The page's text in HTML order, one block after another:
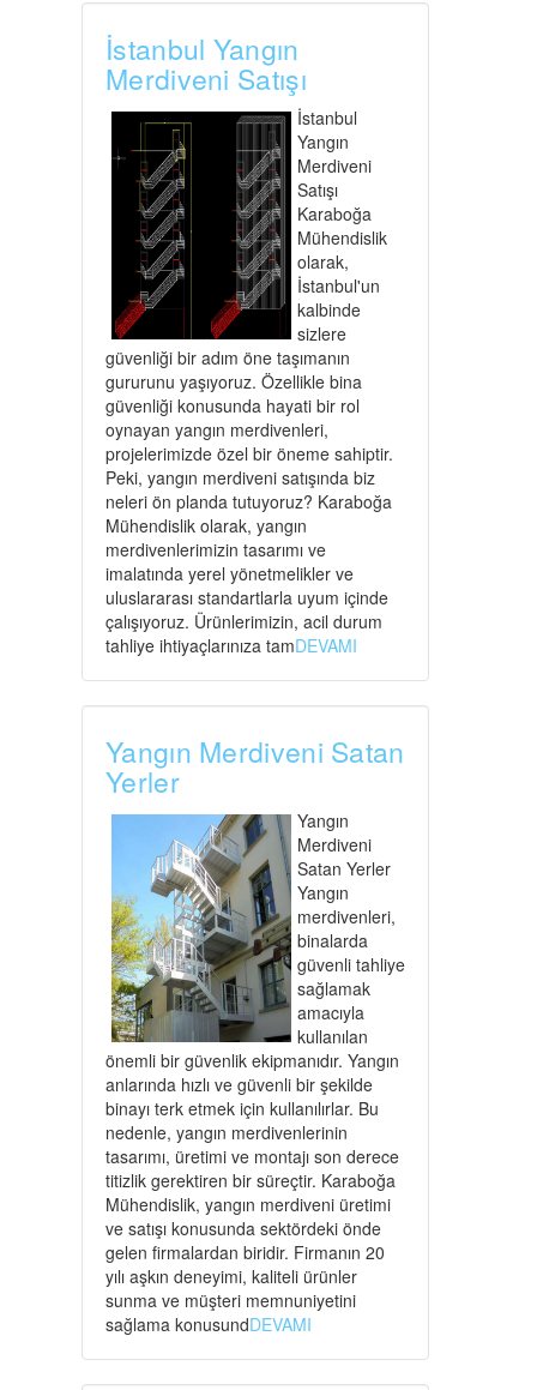
İstanbul Yangın
Merdiveni Satışı
İstanbul
Yangın
Merdiveni
Satışı
Karaboğa
Mühendislik
olarak,
İstanbul'un
kalbinde
sizlere
güvenliği bir adım öne taşımanın
gururunu yaşıyoruz. Özellikle bina
güvenliği konusunda hayati bir rol
oynayan yangın merdivenleri,
projelerimizde özel bir öneme sahiptir.
Peki, yangın merdiveni satışında biz
neleri ön planda tutuyoruz? Karaboğa
Mühendislik olarak, yangın
merdivenlerimizin tasarımı ve
imalatında yerel yönetmelikler ve
uluslararası standartlarla uyum içinde
çalışıyoruz. Ürünlerimizin, acil durum
tahliye ihtiyaçlarınıza tamDEVAMI
Yangın Merdiveni Satan
Yerler
Yangın
Merdiveni
Satan Yerler
Yangın
merdivenleri,
binalarda
güvenli tahliye
sağlamak
amacıyla
kullanılan
önemli bir güvenlik ekipmanıdır. Yangın
anlarında hızlı ve güvenli bir şekilde
binayı terk etmek için kullanılırlar. Bu
nedenle, yangın merdivenlerinin
tasarımı, üretimi ve montajı son derece
titizlik gerektiren bir süreçtir. Karaboğa
Mühendislik, yangın merdiveni üretimi
ve satışı konusunda sektördeki önde
gelen firmalardan biridir. Firmanın 20
yılı aşkın deneyimi, kaliteli ürünler
sunma ve müşteri memnuniyetini
sağlama konusundDEVAMI